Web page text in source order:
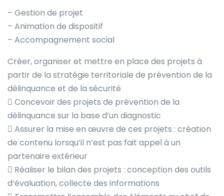
– Gestion de projet
– Animation de dispositif
– Accompagnement social
Créer, organiser et mettre en place des projets à
partir de la stratégie territoriale de prévention de la
délinquance et de la sécurité
 Concevoir des projets de prévention de la
délinquance sur la base d’un diagnostic
 Assurer la mise en œuvre de ces projets : création
de contenu lorsqu’il n’est pas fait appel à un
partenaire extérieur
 Réaliser le bilan des projets : conception des outils
d’évaluation, collecte des informations